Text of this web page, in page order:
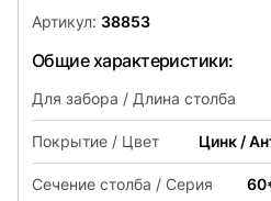
Артикул: 38853
Общие характеристики:
Для забора / Длина столба
Покрытие / Цвет Цинк /
Сечение столба / Серия